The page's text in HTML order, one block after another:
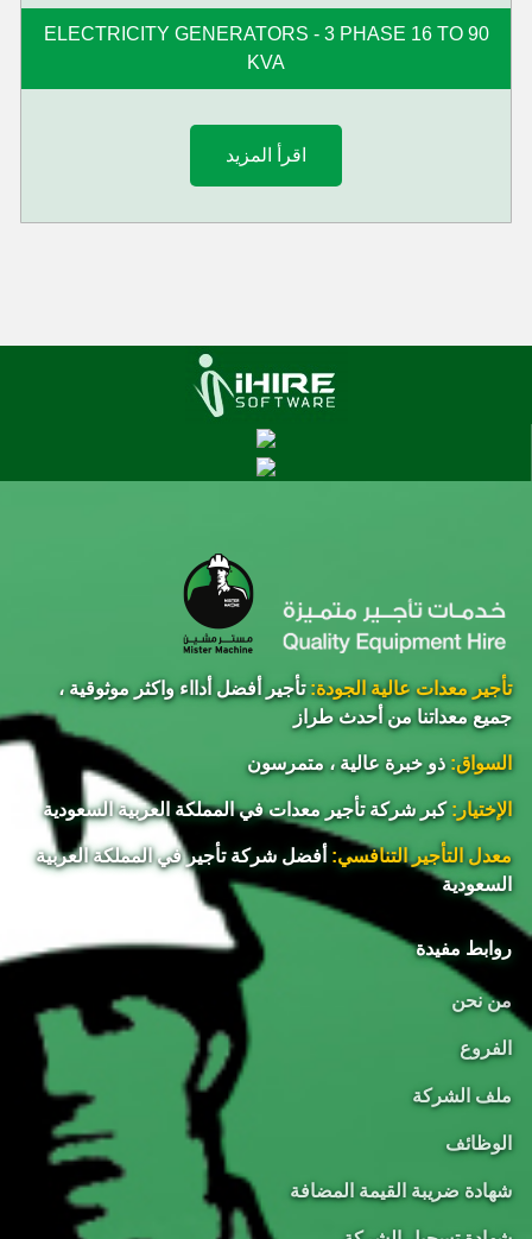
ELECTRICITY GENERATORS - 3 PHASE 16 TO 90
KVA
اقرأ المزيد
تأجير معدات عالية الجودة:تأجير أفضل أدااء واكثر موثوقية ،
جميع معداتنا من أحدث طراز
السواق:ذو خبرة عالية ، متمرسون
الإختيار:كبر شركة تأجير معدات في المملكة العربية السعودية
معدل التأجير التنافسي: أفضل شركة تأجير في المملكة العربية
السعودية
روابط مفيدة
من نحن
الفروع
ملف الشركة
الوظائف
شهادة ضريبة القيمة المضافة